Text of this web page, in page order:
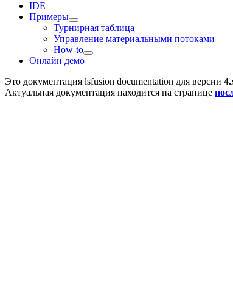
IDE
Примеры
Турнирная таблица
Управление материальными потоками
How-to
Онлайн демо
Это документация lsfusion documentation для версии
Актуальная документация находится на странице